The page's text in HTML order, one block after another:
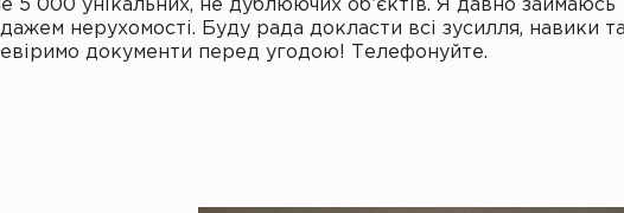
5 000 унікальних, не дублюючих об’єктів. Я давно займаюсь
нерухомості. Буду рада докласти всі зусилля, навики
документи перед угодою! Телефонуйте.